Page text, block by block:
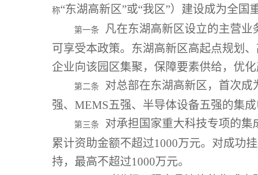
称“东湖高新区”或“我区”）建设成为全国
第一条
凡在东湖高新区设立的主营
可享受本政策。东湖高新区高起点规划
企业向该园区集聚，保障要素供给，优化
第二条
对总部在东湖高新区，首次成
强、MEMS五强、半导体设备五强的集
第三条
对承担国家重大科技专项的集
累计资助金额不超过1000万元。对成功
持，最高不超过1000万元。